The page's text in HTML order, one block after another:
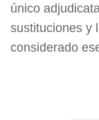
único
sustituciones y
considerado